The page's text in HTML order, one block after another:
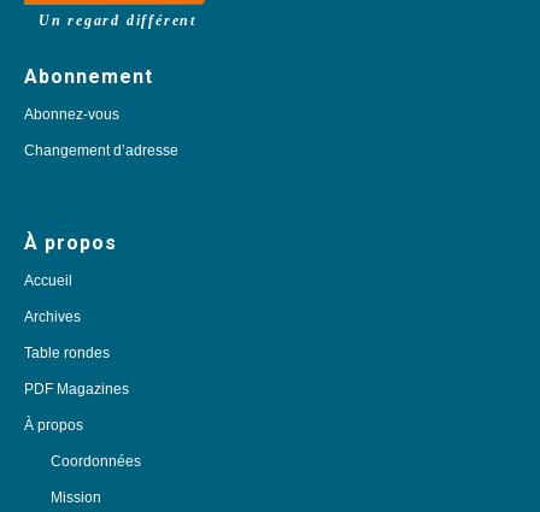
Un regard différent
Abonnement
Abonnez-vous
Changement d’adresse
À propos
Accueil
Archives
Table rondes
PDF Magazines
À propos
Coordonnées
Mission